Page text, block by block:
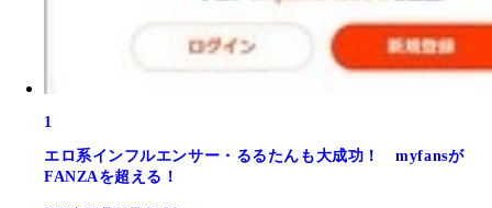
1
エロ系インフルエンサー・るるたんも大成功！ myfansが
FANZAを超える！